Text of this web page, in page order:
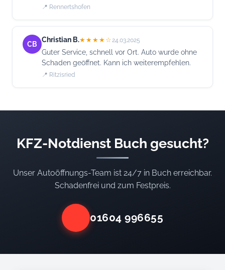
📍 Rennertshofen
CB
Christian B.★★★★☆ 24.03.2025
Guter Service, schnell vor Ort. Auto wurde ohne
Schaden geöffnet. Kann ich weiterempfehlen.
📍 Ritzisried
KFZ-Notdienst Buch gesucht?
Unser Autoöffnungs-Team ist 24/7 in Buch erreichbar.
Schadenfrei und zum Festpreis.
01604 996655